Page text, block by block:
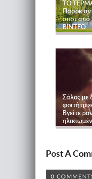
ΤΟ
Πασόκ
σποτ από
ΒΙΝΤΕΟ
Σάλος με
Βγείτε
Post A
0